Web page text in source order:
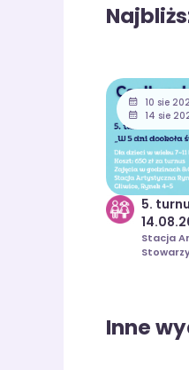
10 sie
14 sie
5.
Stacja
Inne